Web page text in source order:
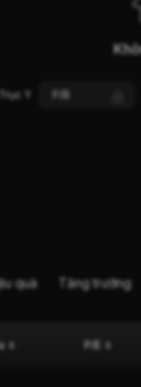
Trục Y P/B
quả Tăng trưởng
P/E